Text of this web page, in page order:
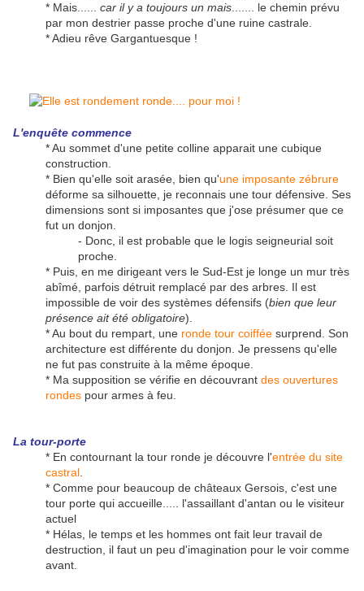
* Mais...... car il y a toujours un mais ....... le chemin prévu
par mon destrier passe proche d'une ruine castrale.
* Adieu rêve Gargantuesque !
L'enquête commence
* Au sommet d'une petite colline apparait une cubique
construction.
* Bien qu'elle soit arasée, bien qu'une imposante zébrure
déforme sa silhouette, je reconnais une tour défensive. Ses
dimensions sont si imposantes que j'ose présumer que ce
fut un donjon.
- Donc, il est probable que le logis seigneurial soit
proche.
* Puis, en me dirigeant vers le Sud-Est je longe un mur très
abîmé, parfois détruit remplacé par des arbres. Il est
impossible de voir des systèmes défensifs (bien que leur
présence ait été obligatoire).
* Au bout du rempart, une ronde tour coiffée surprend. Son
architecture est différente du donjon. Je pressens qu'elle
ne fut pas construite à la même époque.
* Ma supposition se vérifie en découvrant des ouvertures
rondes pour armes à feu.
La tour-porte
* En contournant la tour ronde je découvre l'entrée du site
castral
* Comme pour beaucoup de châteaux Gersois, c'est une
tour porte qui accueille..... l'assaillant d'antan ou le visiteur
actuel
* Hélas, le temps et les hommes ont fait leur travail de
destruction, il faut un peu d'imagination pour le voir comme
avant.